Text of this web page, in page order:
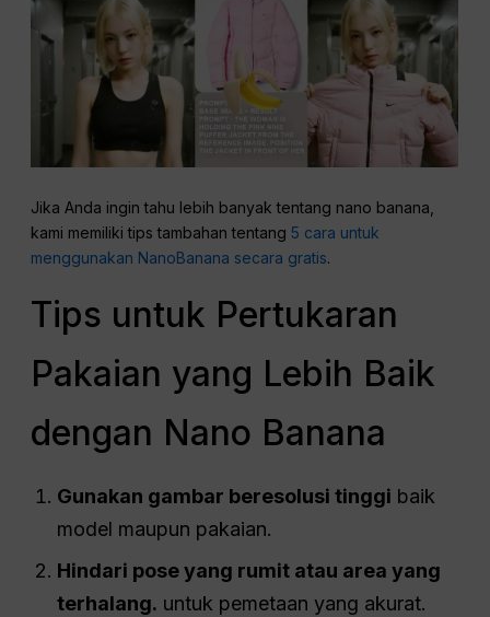
Jika Anda ingin tahu lebih banyak tentang nano banana,
kami memiliki tips tambahan tentang5 cara untuk
menggunakan NanoBanana secara gratis.
Tips untuk Pertukaran
Pakaian yang Lebih Baik
dengan Nano Banana
Gunakan gambar beresolusi tinggi baik
model maupun pakaian.
Hindari pose yang rumit atau area yang
terhalang. untuk pemetaan yang akurat.